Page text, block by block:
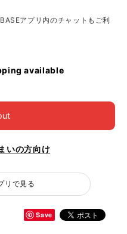
アプリ内のチャットもご利
available
いの方向け
リで見る
Save